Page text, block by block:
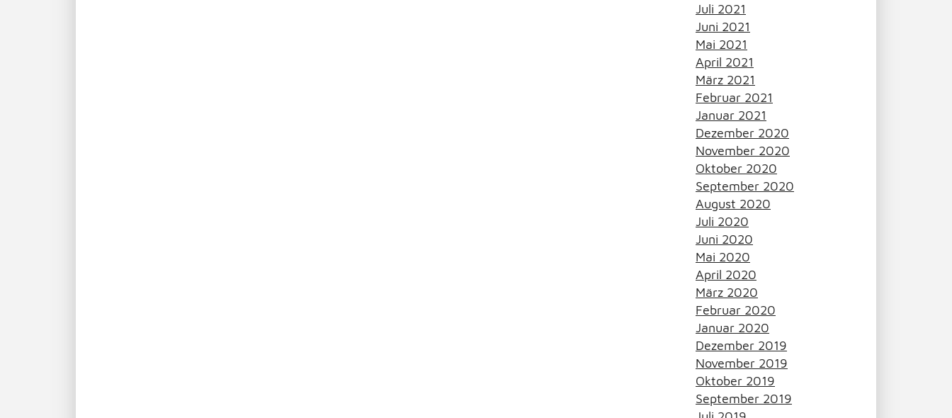
Juli 2021
Juni 2021
Mai 2021
April 2021
März 2021
Februar 2021
Januar 2021
Dezember 2020
November 2020
Oktober 2020
September 2020
August 2020
Juli 2020
Juni 2020
Mai 2020
April 2020
März 2020
Februar 2020
Januar 2020
Dezember 2019
November 2019
Oktober 2019
September 2019